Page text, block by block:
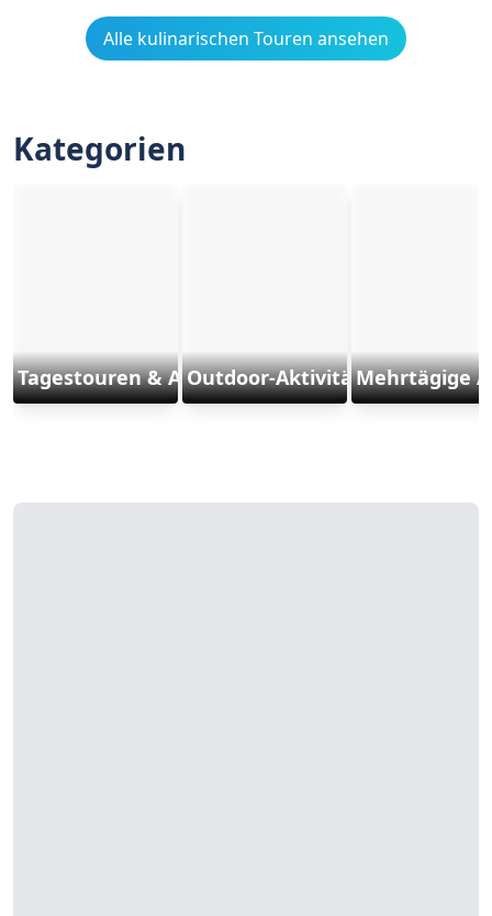
Alle kulinarischen Touren ansehen
Kategorien
Tagestouren & AusflügeOutdoor-Aktivitäten und
Mehrtägige